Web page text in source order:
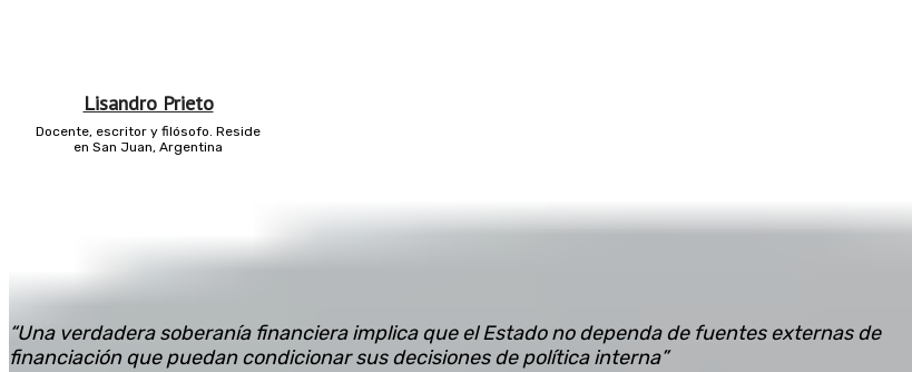
Lisandro Prieto
Docente, escritor y filósofo. Reside
en San Juan, Argentina
“Una verdadera soberanía financiera implica que el Estado no dependa de fuentes externas de
financiación que puedan condicionar sus decisiones de política interna”